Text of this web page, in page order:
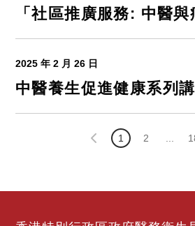
「社區推廣服務: 中醫與
2025 年 2 月 26 日
中醫養生促進健康系列
1 2